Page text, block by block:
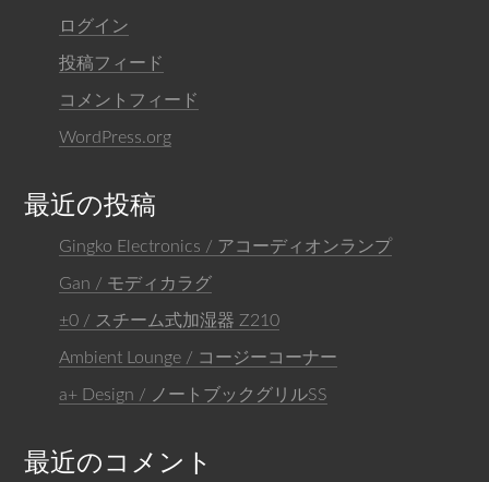
ログイン
投稿フィード
コメントフィード
WordPress.org
最近の投稿
Gingko Electronics / アコーディオンランプ
Gan / モディカラグ
±0 / スチーム式加湿器 Z210
Ambient Lounge / コージーコーナー
a+ Design / ノートブックグリルSS
最近のコメント